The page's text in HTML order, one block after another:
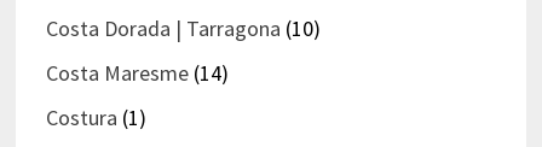
Costa Dorada | Tarragona (10)
Costa Maresme(14)
Costura (1)